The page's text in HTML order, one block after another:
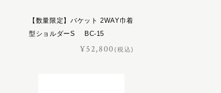
【数量限定】バケット 2WAY巾着
型ショルダーS BC-15
¥52,800(税込)